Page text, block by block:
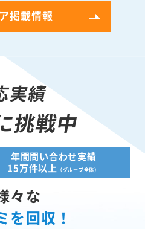
掲載情報
実績
挑戦中
年間問い合わせ実績
15万件以上
（グループ全体）
々な
を回収！